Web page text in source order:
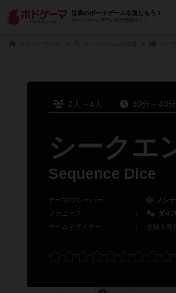
世界のボードゲームを楽しもう！
ボードゲーム専門の総合情報サイト
2人～4人 30分～40分
シークエ
Sequence Dice
テーマ/フレーバー ：
ノン
メカニクス
： ダイ
ゲームデザイナー
： 登録を募